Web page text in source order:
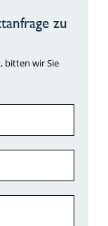
zu
bitten wir Sie